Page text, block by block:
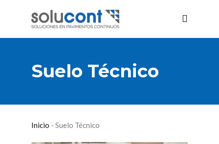
Suelo Técnico
Inicio - Suelo Técnico